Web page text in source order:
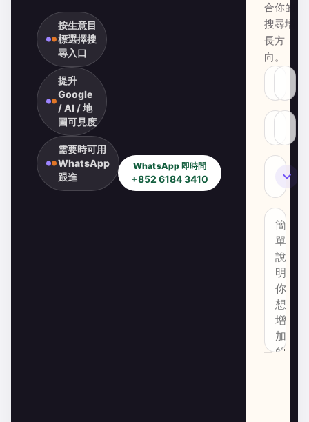
按生意目
標選擇搜
尋入口
提升
Google
/ AI / 地
圖可見度
需要時可用
WhatsApp
跟進
WhatsApp 即時問
+852 6184 3410
合你的
搜尋增
長方
向。
SEO